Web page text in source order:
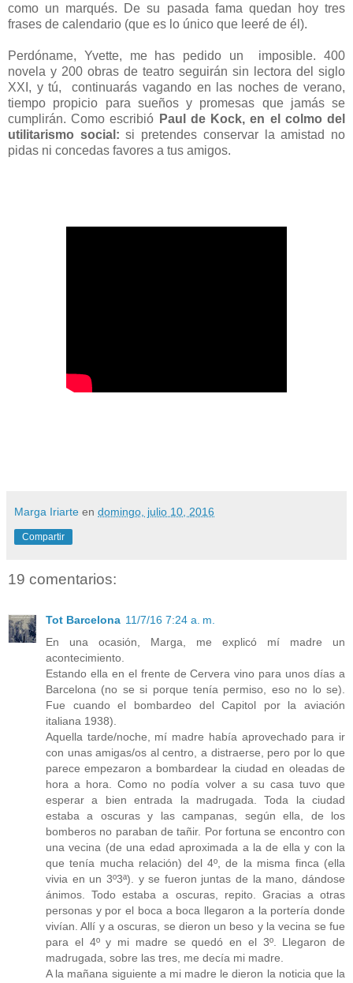
como un marqués. De su pasada fama quedan hoy tres
frases de calendario (que es lo único que leeré de él).
Perdóname, Yvette, me has pedido un imposible. 400
novela y 200 obras de teatro seguirán sin lectora del siglo
XXI, y tú, continuarás vagando en las noches de verano,
tiempo propicio para sueños y promesas que jamás se
cumplirán. Como escribió Paul de Kock, en el colmo del
utilitarismo social: si pretendes conservar la amistad no
pidas ni concedas favores a tus amigos.
Marga Iriarte en domingo, julio 10, 2016
Compartir
19 comentarios:
Tot Barcelona 11/7/16 7:24 a. m.
En una ocasión, Marga, me explicó mí madre un
acontecimiento.
Estando ella en el frente de Cervera vino para unos días a
Barcelona (no se si porque tenía permiso, eso no lo se).
Fue cuando el bombardeo del Capitol por la aviación
italiana 1938).
Aquella tarde/noche, mí madre había aprovechado para ir
con unas amigas/os al centro, a distraerse, pero por lo que
parece empezaron a bombardear la ciudad en oleadas de
hora a hora. Como no podía volver a su casa tuvo que
esperar a bien entrada la madrugada. Toda la ciudad
estaba a oscuras y las campanas, según ella, de los
bomberos no paraban de tañir. Por fortuna se encontro con
una vecina (de una edad aproximada a la de ella y con la
que tenía mucha relación) del 4º, de la misma finca (ella
vivia en un 3º3ª). y se fueron juntas de la mano, dándose
ánimos. Todo estaba a oscuras, repito. Gracias a otras
personas y por el boca a boca llegaron a la portería donde
vivían. Allí y a oscuras, se dieron un beso y la vecina se fue
para el 4º y mi madre se quedó en el 3º. Llegaron de
madrugada, sobre las tres, me decía mi madre.
A la mañana siguiente a mi madre le dieron la noticia que la